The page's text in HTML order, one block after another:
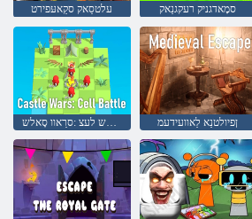
עלטסַאק סקַאעּפירט סמָאדגניק רעקגנַאק
טכַאלש לעצ :סרַאוו סָאלש ןפיולטנַא לַאוועידעמ